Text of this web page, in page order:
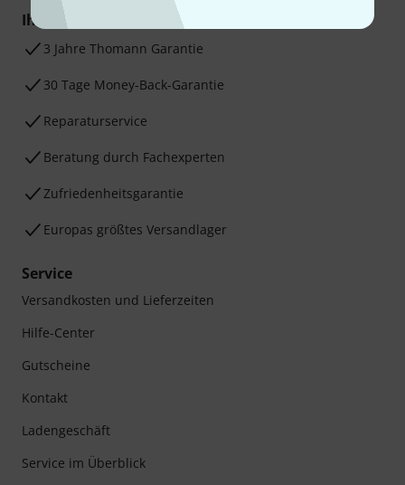
Ihre Vorteile
3 Jahre Thomann Garantie
30 Tage Money-Back-Garantie
Reparaturservice
Beratung durch Fachexperten
Zufriedenheitsgarantie
Europas größtes Versandlager
Service
Versandkosten und Lieferzeiten
Hilfe-Center
Gutscheine
Kontakt
Ladengeschäft
Service im Überblick